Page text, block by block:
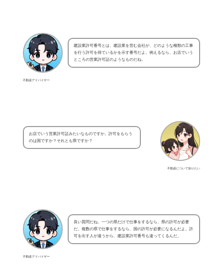
不動産アドバイザー
建設業許可番号とは、建設業を営む会社が、どのような種類の工事
を行う許可を得ているかを示す番号だよ。例えるなら、お店でいう
ところの営業許可証のようなものだね。
不動産について知りたい
お店でいう営業許可証みたいなものですか。許可をもらう
のは国ですか？それとも県ですか？
不動産アドバイザー
良い質問だね。一つの県だけで仕事をするなら、県の許可が必要
だ。複数の県で仕事をするなら、国の許可が必要になるんだよ。許
可を出す人が違うから、建設業許可番号も違ってくるんだ。